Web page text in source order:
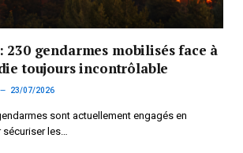
230 gendarmes mobilisés face à
toujours incontrôlable
23/07/2026
sont actuellement engagés en
sécuriser les…